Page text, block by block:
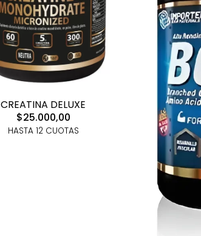
CREATINA DELUXE
$25.000,00
HASTA 12 CUOTAS